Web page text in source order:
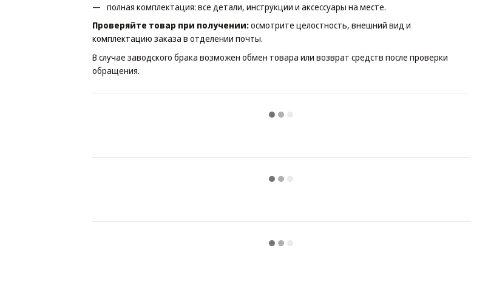
полная комплектация: все детали, инструкции и аксессуары на месте.
Проверяйте товар при получении:осмотрите целостность, внешний вид и
комплектацию заказа в отделении почты.
В случае заводского брака возможен обмен товара или возврат средств после проверки
обращения.